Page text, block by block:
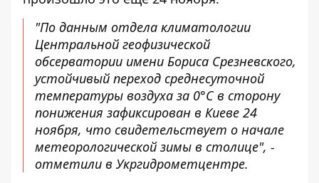
"По данным отдела климатологии
Центральной геофизической
обсерватории имени Бориса Срезневского,
устойчивый переход среднесуточной
температуры воздуха за 0°С в сторону
понижения зафиксирован в Киеве 24
ноября, что свидетельствует о начале
метеорологической зимы в столице", -
отметили в Укргидрометцентре.